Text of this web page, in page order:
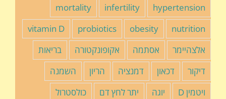
hypertension
infertility
mortality
nutrition
obesity
probiotics
vitamin D
אלצהיימר
אסתמה אקופונקטורה
בריאות
דיקור
דכאון דמנציה הריון
השמנה
ויטמין D
יוגה יתר לחץ דם
כולסטרול